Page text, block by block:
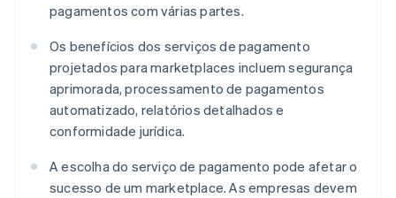
pagamentos com várias partes.
Os benefícios dos serviços de pagamento
projetados para marketplaces incluem segurança
aprimorada, processamento de pagamentos
automatizado, relatórios detalhados e
conformidade jurídica.
A escolha do serviço de pagamento pode afetar o
sucesso de um marketplace. As empresas devem